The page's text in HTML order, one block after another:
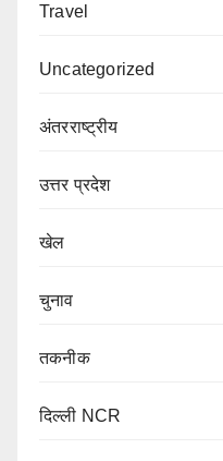
Travel
Uncategorized
अंतरराष्ट्रीय
उत्तर प्रदेश
खेल
चुनाव
तकनीक
दिल्ली NCR